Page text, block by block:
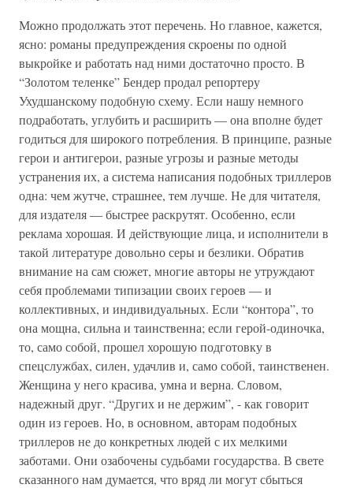
Можно продолжать этот перечень. Но главное, кажется,
ясно: романы предупреждения скроены по одной
выкройке и работать над ними достаточно просто. В
“Золотом теленке” Бендер продал репортеру
Ухудшанскому подобную схему. Если нашу немного
подработать, углубить и расширить — она вполне будет
годиться для широкого потребления. В принципе, разные
герои и антигерои, разные угрозы и разные методы
устранения их, а система написания подобных триллеров
одна: чем жутче, страшнее, тем лучше. Не для читателя,
для издателя — быстрее раскрутят. Особенно, если
реклама хорошая. И действующие лица, и исполнители в
такой литературе довольно серы и безлики. Обратив
внимание на сам сюжет, многие авторы не утруждают
себя проблемами типизации своих героев — и
коллективных, и индивидуальных. Если “контора”, то
она мощна, сильна и таинственна; если герой-одиночка,
то, само собой, прошел хорошую подготовку в
спецслужбах, силен, удачлив и, само собой, таинственен.
Женщина у него красива, умна и верна. Словом,
надежный друг. “Других и не держим”, - как говорит
один из героев. Но, в основном, авторам подобных
триллеров не до конкретных людей с их мелкими
заботами. Они озабочены судьбами государства. В свете
сказанного нам думается, что вряд ли могут сбыться